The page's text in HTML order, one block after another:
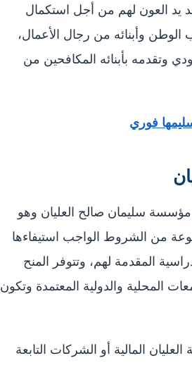
يد العون لهم من أجل استكمال
وأبنائه من رجال الأعمال،
وتقدمه بأبنائه المكافحين من
سليمان صالح العليان وهو
من الشروط الواجب استيفاءها
المقدمة لهم، وتتوفر المنح
المحلية والدولية المعتمدة وتكون
المالية أو الشركات التابعة